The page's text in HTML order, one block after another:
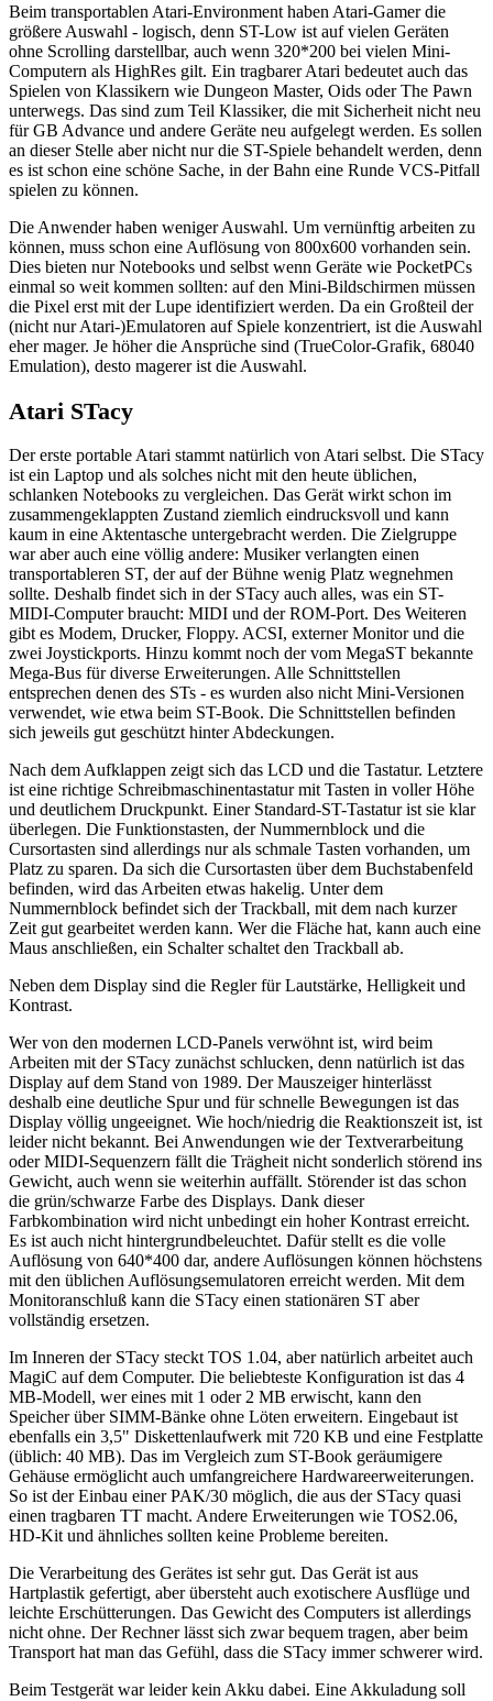
Beim transportablen Atari-Environment haben Atari-Gamer die
größere Auswahl - logisch, denn ST-Low ist auf vielen Geräten
ohne Scrolling darstellbar, auch wenn 320*200 bei vielen Mini-
Computern als HighRes gilt. Ein tragbarer Atari bedeutet auch das
Spielen von Klassikern wie Dungeon Master, Oids oder The Pawn
unterwegs. Das sind zum Teil Klassiker, die mit Sicherheit nicht neu
für GB Advance und andere Geräte neu aufgelegt werden. Es sollen
an dieser Stelle aber nicht nur die ST-Spiele behandelt werden, denn
es ist schon eine schöne Sache, in der Bahn eine Runde VCS-Pitfall
spielen zu können.
Die Anwender haben weniger Auswahl. Um vernünftig arbeiten zu
können, muss schon eine Auflösung von 800x600 vorhanden sein.
Dies bieten nur Notebooks und selbst wenn Geräte wie PocketPCs
einmal so weit kommen sollten: auf den Mini-Bildschirmen müssen
die Pixel erst mit der Lupe identifiziert werden. Da ein Großteil der
(nicht nur Atari-)Emulatoren auf Spiele konzentriert, ist die Auswahl
eher mager. Je höher die Ansprüche sind (TrueColor-Grafik, 68040
Emulation), desto magerer ist die Auswahl.
Atari STacy
Der erste portable Atari stammt natürlich von Atari selbst. Die STacy
ist ein Laptop und als solches nicht mit den heute üblichen,
schlanken Notebooks zu vergleichen. Das Gerät wirkt schon im
zusammengeklappten Zustand ziemlich eindrucksvoll und kann
kaum in eine Aktentasche untergebracht werden. Die Zielgruppe
war aber auch eine völlig andere: Musiker verlangten einen
transportableren ST, der auf der Bühne wenig Platz wegnehmen
sollte. Deshalb findet sich in der STacy auch alles, was ein ST-
MIDI-Computer braucht: MIDI und der ROM-Port. Des Weiteren
gibt es Modem, Drucker, Floppy. ACSI, externer Monitor und die
zwei Joystickports. Hinzu kommt noch der vom MegaST bekannte
Mega-Bus für diverse Erweiterungen. Alle Schnittstellen
entsprechen denen des STs - es wurden also nicht Mini-Versionen
verwendet, wie etwa beim ST-Book. Die Schnittstellen befinden
sich jeweils gut geschützt hinter Abdeckungen.
Nach dem Aufklappen zeigt sich das LCD und die Tastatur. Letztere
ist eine richtige Schreibmaschinentastatur mit Tasten in voller Höhe
und deutlichem Druckpunkt. Einer Standard-ST-Tastatur ist sie klar
überlegen. Die Funktionstasten, der Nummernblock und die
Cursortasten sind allerdings nur als schmale Tasten vorhanden, um
Platz zu sparen. Da sich die Cursortasten über dem Buchstabenfeld
befinden, wird das Arbeiten etwas hakelig. Unter dem
Nummernblock befindet sich der Trackball, mit dem nach kurzer
Zeit gut gearbeitet werden kann. Wer die Fläche hat, kann auch eine
Maus anschließen, ein Schalter schaltet den Trackball ab.
Neben dem Display sind die Regler für Lautstärke, Helligkeit und
Kontrast.
Wer von den modernen LCD-Panels verwöhnt ist, wird beim
Arbeiten mit der STacy zunächst schlucken, denn natürlich ist das
Display auf dem Stand von 1989. Der Mauszeiger hinterlässt
deshalb eine deutliche Spur und für schnelle Bewegungen ist das
Display völlig ungeeignet. Wie hoch/niedrig die Reaktionszeit ist, ist
leider nicht bekannt. Bei Anwendungen wie der Textverarbeitung
oder MIDI-Sequenzern fällt die Trägheit nicht sonderlich störend ins
Gewicht, auch wenn sie weiterhin auffällt. Störender ist das schon
die grün/schwarze Farbe des Displays. Dank dieser
Farbkombination wird nicht unbedingt ein hoher Kontrast erreicht.
Es ist auch nicht hintergrundbeleuchtet. Dafür stellt es die volle
Auflösung von 640*400 dar, andere Auflösungen können höchstens
mit den üblichen Auflösungsemulatoren erreicht werden. Mit dem
Monitoranschluß kann die STacy einen stationären ST aber
vollständig ersetzen.
Im Inneren der STacy steckt TOS 1.04, aber natürlich arbeitet auch
MagiC auf dem Computer. Die beliebteste Konfiguration ist das 4
MB-Modell, wer eines mit 1 oder 2 MB erwischt, kann den
Speicher über SIMM-Bänke ohne Löten erweitern. Eingebaut ist
ebenfalls ein 3,5" Diskettenlaufwerk mit 720 KB und eine Festplatte
(üblich: 40 MB). Das im Vergleich zum ST-Book geräumigere
Gehäuse ermöglicht auch umfangreichere Hardwareerweiterungen.
So ist der Einbau einer PAK/30 möglich, die aus der STacy quasi
einen tragbaren TT macht. Andere Erweiterungen wie TOS2.06,
HD-Kit und ähnliches sollten keine Probleme bereiten.
Die Verarbeitung des Gerätes ist sehr gut. Das Gerät ist aus
Hartplastik gefertigt, aber übersteht auch exotischere Ausflüge und
leichte Erschütterungen. Das Gewicht des Computers ist allerdings
nicht ohne. Der Rechner lässt sich zwar bequem tragen, aber beim
Transport hat man das Gefühl, dass die STacy immer schwerer wird.
Beim Testgerät war leider kein Akku dabei. Eine Akkuladung soll